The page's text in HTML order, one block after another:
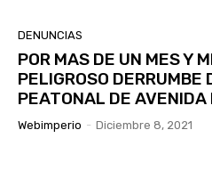
DENUNCIAS
POR MAS DE UN MES Y
PELIGROSO DERRUMBE
PEATONAL DE AVENIDA
Webimperio - Diciembre 8, 2021